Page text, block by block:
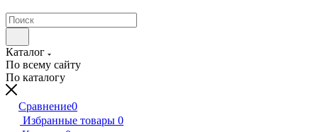
Каталог
По всему сайту
По каталогу
Сравнение0
Избранные товары 0